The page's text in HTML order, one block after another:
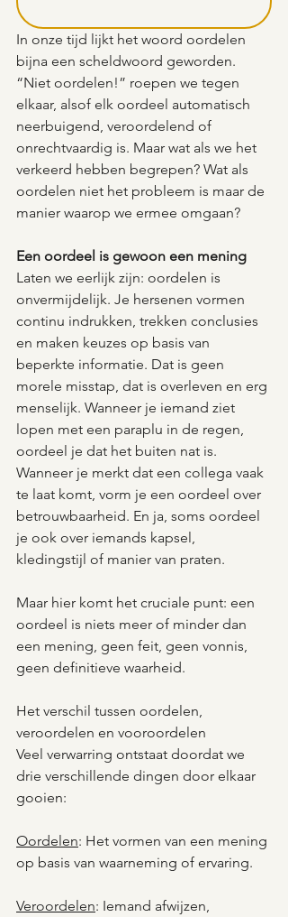
In onze tijd lijkt het woord oordelen
bijna een scheldwoord geworden.
“Niet oordelen!” roepen we tegen
elkaar, alsof elk oordeel automatisch
neerbuigend, veroordelend of
onrechtvaardig is. Maar wat als we het
verkeerd hebben begrepen? Wat als
oordelen niet het probleem is maar de
manier waarop we ermee omgaan?
Een oordeel is gewoon een mening
Laten we eerlijk zijn: oordelen is
onvermijdelijk. Je hersenen vormen
continu indrukken, trekken conclusies
en maken keuzes op basis van
beperkte informatie. Dat is geen
morele misstap, dat is overleven en erg
menselijk. Wanneer je iemand ziet
lopen met een paraplu in de regen,
oordeel je dat het buiten nat is.
Wanneer je merkt dat een collega vaak
te laat komt, vorm je een oordeel over
betrouwbaarheid. En ja, soms oordeel
je ook over iemands kapsel,
kledingstijl of manier van praten.
Maar hier komt het cruciale punt: een
oordeel is niets meer of minder dan
een mening, geen feit, geen vonnis,
geen definitieve waarheid.
Het verschil tussen oordelen,
veroordelen en vooroordelen
Veel verwarring ontstaat doordat we
drie verschillende dingen door elkaar
gooien:
Oordelen: Het vormen van een mening
op basis van waarneming of ervaring.
Veroordelen: Iemand afwijzen,